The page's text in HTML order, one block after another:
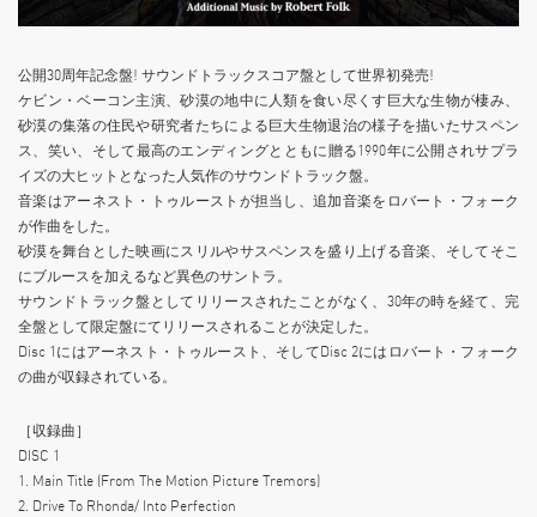
公開30周年記念盤! サウンドトラックスコア盤として世界初発売!
ケビン・ベーコン主演、砂漠の地中に人類を食い尽くす巨大な生物が棲み、
砂漠の集落の住民や研究者たちによる巨大生物退治の様子を描いたサスペン
ス、笑い、そして最高のエンディングとともに贈る1990年に公開されサプラ
イズの大ヒットとなった人気作のサウンドトラック盤。
音楽はアーネスト・トゥルーストが担当し、追加音楽をロバート・フォーク
が作曲をした。
砂漠を舞台とした映画にスリルやサスペンスを盛り上げる音楽、そしてそこ
にブルースを加えるなど異色のサントラ。
サウンドトラック盤としてリリースされたことがなく、30年の時を経て、完
全盤として限定盤にてリリースされることが決定した。
Disc 1にはアーネスト・トゥルースト、そしてDisc 2にはロバート・フォーク
の曲が収録されている。
［収録曲］
DISC 1
1. Main Title (From The Motion Picture Tremors)
2. Drive To Rhonda/ Into Perfection